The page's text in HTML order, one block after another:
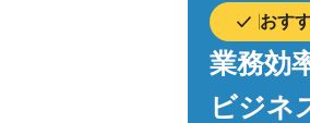
おす
業務効
ビジネ